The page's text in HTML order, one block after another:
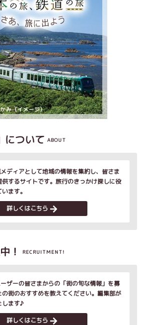
について ABOUT
ディアとして地域の情報を集約し、皆さま
するサイトです。旅行のきっかけ探しに役
ます。
詳しくはこちら
！ RECRUITMENT!
ザーの皆さまからの「街の旬な情報」を募
街のおすすめを教えてください。編集部が
します♪
詳しくはこちら